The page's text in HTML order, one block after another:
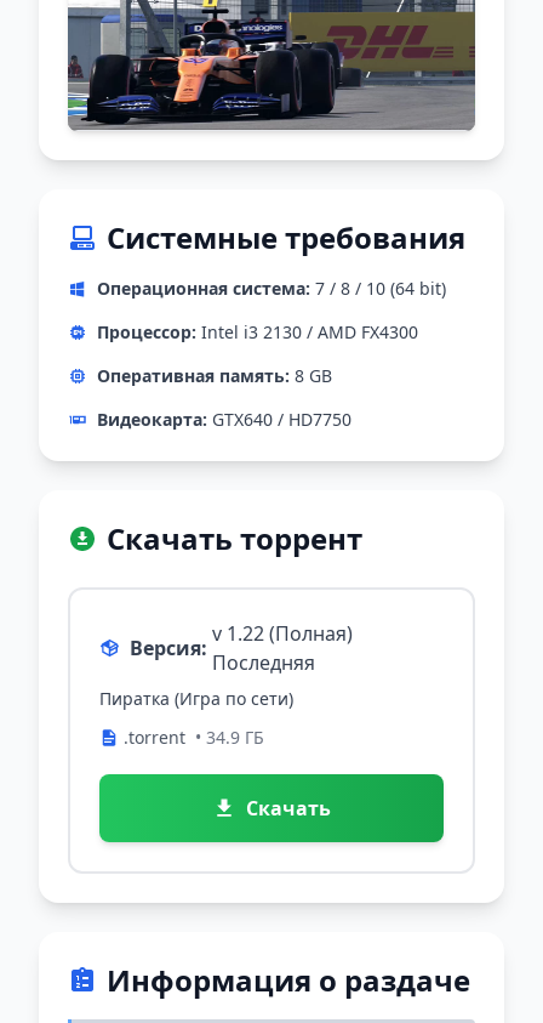
Системные требования
Операционная система: 7 / 8 / 10 (64 bit)
Процессор: Intel i3 2130 / AMD FX4300
Оперативная память: 8 GB
Видеокарта: GTX640 / HD7750
Скачать торрент
Версия:
v 1.22 (Полная)
Последняя
Пиратка (Игра по сети)
.torrent • 34.9 ГБ
Скачать
Информация о раздаче